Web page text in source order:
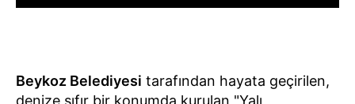
Beykoz Belediyesi tarafından hayata geçirilen,
denize sıfır bir konumda kurulan "Yalı